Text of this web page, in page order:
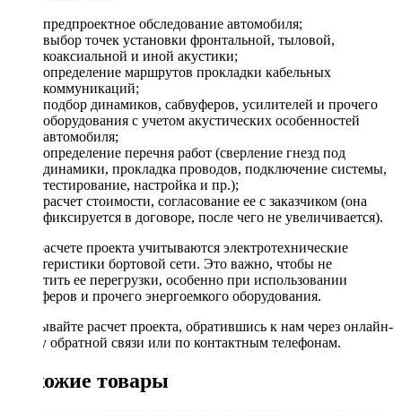
предпроектное обследование автомобиля;
выбор точек установки фронтальной, тыловой,
коаксиальной и иной акустики;
определение маршрутов прокладки кабельных
коммуникаций;
подбор динамиков, сабвуферов, усилителей и прочего
оборудования с учетом акустических особенностей
автомобиля;
определение перечня работ (сверление гнезд под
динамики, прокладка проводов, подключение системы,
тестирование, настройка и пр.);
расчет стоимости, согласование ее с заказчиком (она
фиксируется в договоре, после чего не увеличивается).
При расчете проекта учитываются электротехнические
характеристики бортовой сети. Это важно, чтобы не
допустить ее перегрузки, особенно при использовании
сабвуферов и прочего энергоемкого оборудования.
Заказывайте расчет проекта, обратившись к нам через онлайн-
форму обратной связи или по контактным телефонам.
Похожие товары